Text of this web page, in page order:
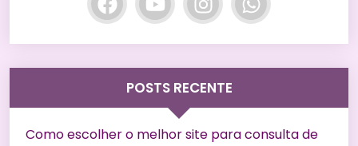
POSTS RECENTE
Como escolher o melhor site para consulta de